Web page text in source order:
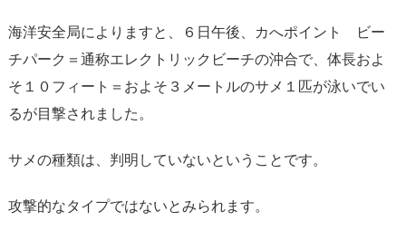
海洋安全局によりますと、６日午後、カへポイント ビー
チパーク＝通称エレクトリックビーチの沖合で、体長およ
そ１０フィート＝およそ３メートルのサメ１匹が泳いでい
るが目撃されました。
サメの種類は、判明していないということです。
攻撃的なタイプではないとみられます。